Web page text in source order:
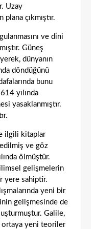
Uzay
plana çıkmıştır.
ve dini
Güneş
dünyanın
döndüğünü
bunu
yılında
yasaklanmıştır.
ilgili kitaplar
ve göz
ölmüştür.
gelişmelerin
yere sahiptir.
yeni bir
gelişmesinde de
Galile,
yeni teoriler